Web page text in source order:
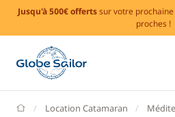
Jusqu'à 500€ offertssur votre
proches !
GlobeSailor
Location Catamaran